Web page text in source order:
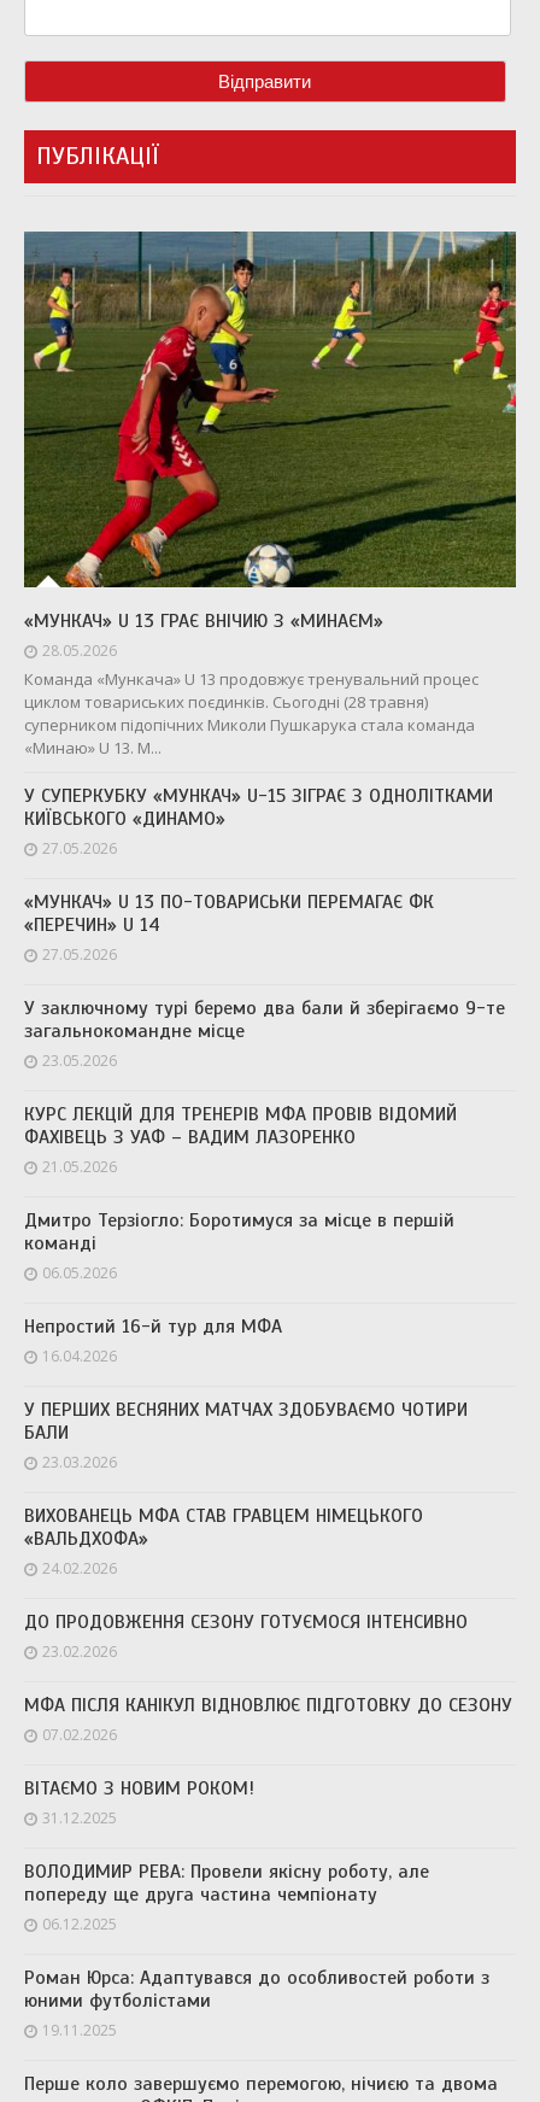
ПУБЛІКАЦІЇ
«МУНКАЧ» U 13 ГРАЄ ВНІЧИЮ З «МИНАЄМ»
28.05.2026
Команда «Мункача» U 13 продовжує тренувальний процес
циклом товариських поєдинків. Сьогодні (28 травня)
суперником підопічних Миколи Пушкарука стала команда
«Минаю» U 13. М...
У СУПЕРКУБКУ «МУНКАЧ» U-15 ЗІГРАЄ З ОДНОЛІТКАМИ
КИЇВСЬКОГО «ДИНАМО»
27.05.2026
«МУНКАЧ» U 13 ПО-ТОВАРИСЬКИ ПЕРЕМАГАЄ ФК
«ПЕРЕЧИН» U 14
27.05.2026
У заключному турі беремо два бали й зберігаємо 9-те
загальнокомандне місце
23.05.2026
КУРС ЛЕКЦІЙ ДЛЯ ТРЕНЕРІВ МФА ПРОВІВ ВІДОМИЙ
ФАХІВЕЦЬ З УАФ – ВАДИМ ЛАЗОРЕНКО
21.05.2026
Дмитро Терзіогло: Боротимуся за місце в першій
команді
06.05.2026
Непростий 16-й тур для МФА
16.04.2026
У ПЕРШИХ ВЕСНЯНИХ МАТЧАХ ЗДОБУВАЄМО ЧОТИРИ
БАЛИ
23.03.2026
ВИХОВАНЕЦЬ МФА СТАВ ГРАВЦЕМ НІМЕЦЬКОГО
«ВАЛЬДХОФА»
24.02.2026
ДО ПРОДОВЖЕННЯ СЕЗОНУ ГОТУЄМОСЯ ІНТЕНСИВНО
23.02.2026
МФА ПІСЛЯ КАНІКУЛ ВІДНОВЛЮЄ ПІДГОТОВКУ ДО СЕЗОНУ
07.02.2026
ВІТАЄМО З НОВИМ РОКОМ!
31.12.2025
ВОЛОДИМИР РЕВА: Провели якісну роботу, але
попереду ще друга частина чемпіонату
06.12.2025
Роман Юрса: Адаптувався до особливостей роботи з
юними футболістами
19.11.2025
Перше коло завершуємо перемогою, нічиєю та двома